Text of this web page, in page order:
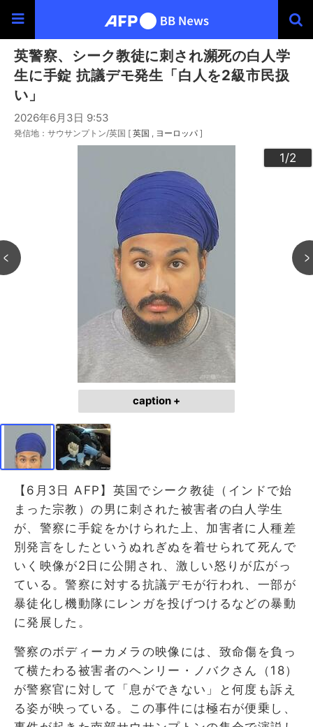
英警察、シーク教徒に刺され瀕死の白人学
生に手錠 抗議デモ発生「白人を2級市民扱
い」
2026年6月3日 9:53
発信地：サウサンプトン/英国 [ 英国 ヨーロッパ ]
1/2
2/2
caption +
【6月3日 AFP】英国でシーク教徒（インドで始
まった宗教）の男に刺された被害者の白人学生
が、警察に手錠をかけられた上、加害者に人種差
別発言をしたというぬれぎぬを着せられて死んで
いく映像が2日に公開され、激しい怒りが広がっ
ている。警察に対する抗議デモが行われ、一部が
暴徒化し機動隊にレンガを投げつけるなどの暴動
に発展した。
警察のボディーカメラの映像には、致命傷を負っ
て横たわる被害者のヘンリー・ノバクさん（18）
が警察官に対して「息ができない」と何度も訴え
る姿が映っている。この事件には極右が便乗し、